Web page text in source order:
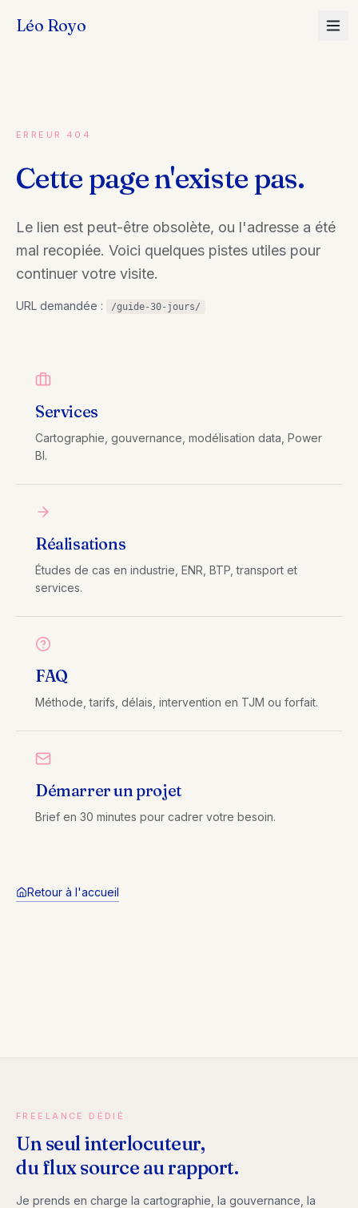
Léo Royo
ERREUR 404
Cette page n'existe pas.
Le lien est peut-être obsolète, ou l'adresse a été
mal recopiée. Voici quelques pistes utiles pour
continuer votre visite.
URL demandée : /guide-30-jours/
Services
Cartographie, gouvernance, modélisation data, Power
BI.
Réalisations
Études de cas en industrie, ENR, BTP, transport et
services.
FAQ
Méthode, tarifs, délais, intervention en TJM ou forfait.
Démarrer un projet
Brief en 30 minutes pour cadrer votre besoin.
Retour à l'accueil
FREELANCE DÉDIÉ
Un seul interlocuteur,
du flux source au rapport.
Je prends en charge la cartographie, la gouvernance, la